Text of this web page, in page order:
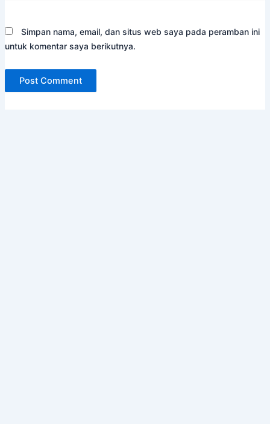
Simpan nama, email, dan situs web saya pada peramban ini
untuk komentar saya berikutnya.